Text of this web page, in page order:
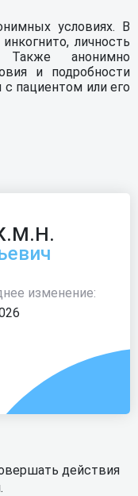
условиях. В
личность
Также анонимно
и подробности
пациентом или его
изменение:
действия